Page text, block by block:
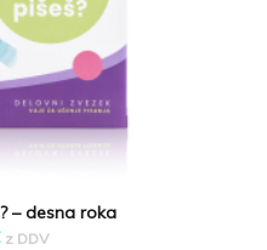
– desna roka
z DDV